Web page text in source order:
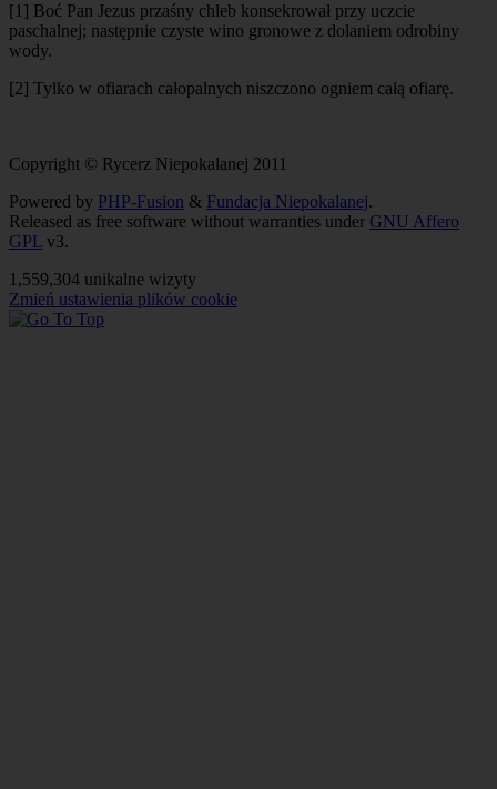
[1] Boć Pan Jezus przaśny chleb konsekrował przy uczcie
paschalnej; następnie czyste wino gronowe z dolaniem odrobiny
wody.
[2] Tylko w ofiarach całopalnych niszczono ogniem całą ofiarę.
Copyright © Rycerz Niepokalanej 2011
Powered by PHP-Fusion & Fundacja Niepokalanej.
Released as free software without warranties under GNU Affero
GPL v3.
1,559,304 unikalne wizyty
Zmień ustawienia plików cookie